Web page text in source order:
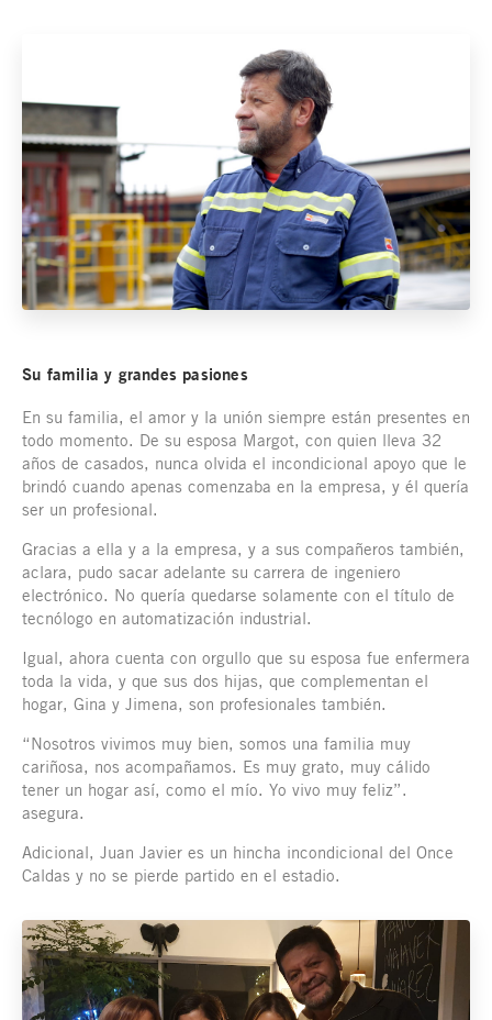
Su familia y grandes pasiones
En su familia, el amor y la unión siempre están presentes en
todo momento. De su esposa Margot, con quien lleva 32
años de casados, nunca olvida el incondicional apoyo que le
brindó cuando apenas comenzaba en la empresa, y él quería
ser un profesional.
Gracias a ella y a la empresa, y a sus compañeros también,
aclara, pudo sacar adelante su carrera de ingeniero
electrónico. No quería quedarse solamente con el título de
tecnólogo en automatización industrial.
Igual, ahora cuenta con orgullo que su esposa fue enfermera
toda la vida, y que sus dos hijas, que complementan el
hogar, Gina y Jimena, son profesionales también.
“Nosotros vivimos muy bien, somos una familia muy
cariñosa, nos acompañamos. Es muy grato, muy cálido
tener un hogar así, como el mío. Yo vivo muy feliz”.
asegura.
Adicional, Juan Javier es un hincha incondicional del Once
Caldas y no se pierde partido en el estadio.